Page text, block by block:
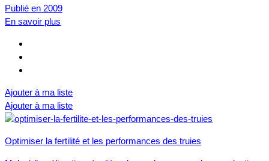
Publié en 2009
En savoir plus
Ajouter à ma liste
Ajouter à ma liste
Optimiser la fertilité et les performances des truies